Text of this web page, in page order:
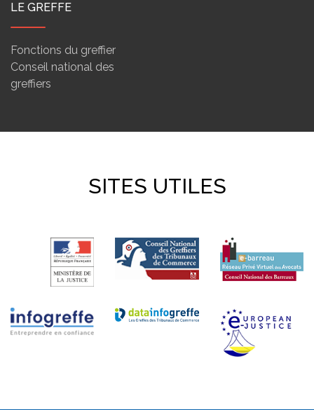
LE GREFFE
Fonctions du greffier
Conseil national des
greffiers
SITES UTILES